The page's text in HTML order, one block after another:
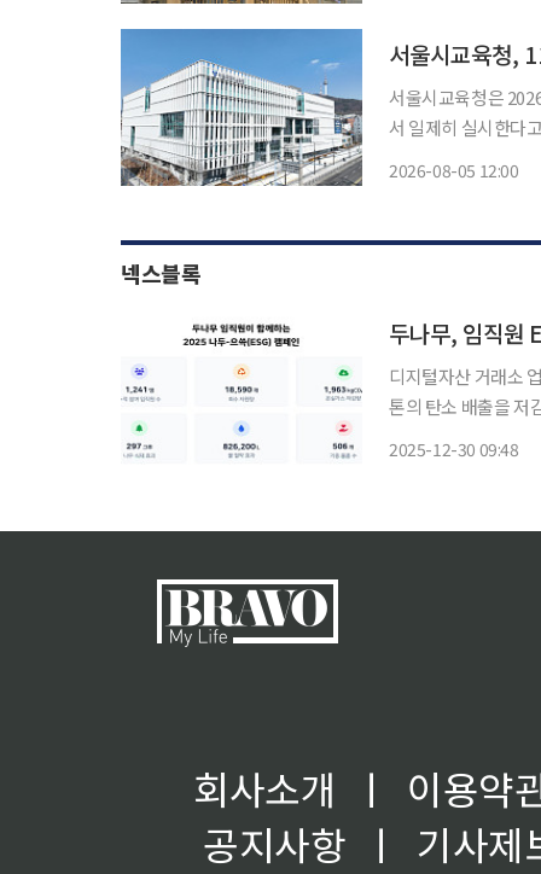
서울시교육청,
서울시교육청은
서 일제히 실시한다고 5일 밝혔다. 이번 시험에는 초졸
2026-08-05 12:00
넥스블록
두나무, 임직원
디지털자산 거래소
톤의 탄소 배출을 저감했다고 밝혔다. 두나무는 30
2025-12-30 09:48
회사소개 ㅣ
이용약
공지사항
ㅣ
기사제